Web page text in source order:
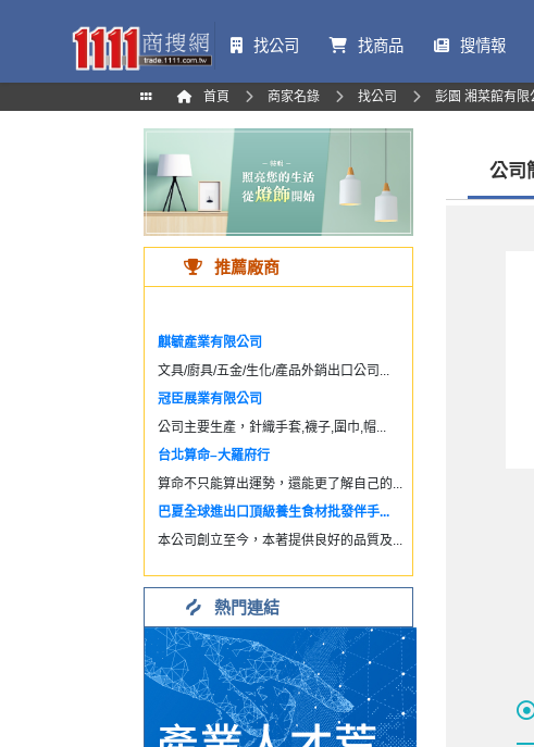
找公司 找商品 搜情報
首頁 商家名錄 找公司 彭園 湘菜館有限
推薦廠商
麒毓產業有限公司
文具/廚具/五金/生化/產品外銷出口公司...
冠臣展業有限公司
公司主要生產，針織手套,襪子,圍巾,帽...
台北算命–大羅府行
算命不只能算出運勢，還能更了解自己的...
巴夏全球進出口頂級養生食材批發伴手...
本公司創立至今，本著提供良好的品質及...
熱門連結
公司